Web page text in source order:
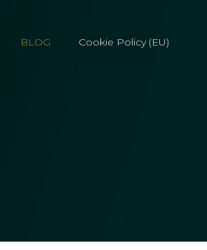
BLOG Cookie Policy (EU)